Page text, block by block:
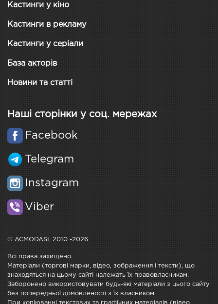
Кастинги у кіно
Кастинги в рекламу
Кастинги у серіали
База акторів
Новини та статті
Наші сторінки у соц. мережах
Facebook
Telegram
Instagram
Viber
© ACMODASI, 2010 -2026
Всі права захищено.
Матеріали (торгові марки, відео, зображення і тексти), що
знаходяться на цьому сайті належать їх правовласникам.
Заборонено використовувати будь-які матеріали з цього сайту
без попередньої домовленості з їх власником.
При копіюванні текстових та графічних матеріалів (відео,